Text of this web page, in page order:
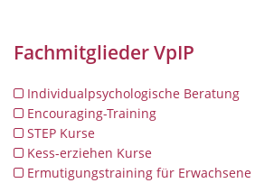
Fachmitglieder VpIP
Individualpsychologische Beratung
Encouraging-Training
STEP Kurse
Kess-erziehen Kurse
Ermutigungstraining für Erwachsene